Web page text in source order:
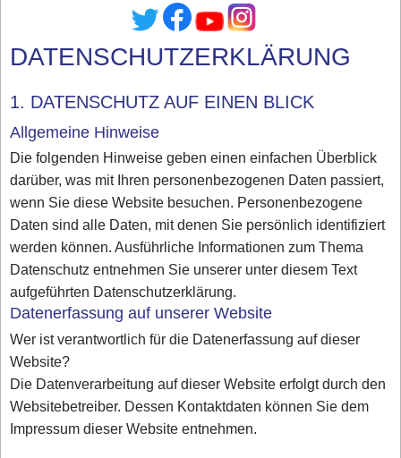
DATENSCHUTZERKLÄRUNG
1. DATENSCHUTZ AUF EINEN BLICK
Allgemeine Hinweise
Die folgenden Hinweise geben einen einfachen Überblick
darüber, was mit Ihren personenbezogenen Daten passiert,
wenn Sie diese Website besuchen. Personenbezogene
Daten sind alle Daten, mit denen Sie persönlich identifiziert
werden können. Ausführliche Informationen zum Thema
Datenschutz entnehmen Sie unserer unter diesem Text
aufgeführten Datenschutzerklärung.
Datenerfassung auf unserer Website
Wer ist verantwortlich für die Datenerfassung auf dieser
Website?
Die Datenverarbeitung auf dieser Website erfolgt durch den
Websitebetreiber. Dessen Kontaktdaten können Sie dem
Impressum dieser Website entnehmen.